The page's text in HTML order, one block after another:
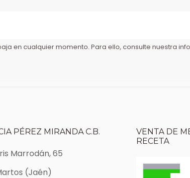
en cualquier momento. Para ello, consulte nuestra
PÉREZ MIRANDA C.B.
Marrodán, 65
(Jaén)
VENTA DE
RECETA